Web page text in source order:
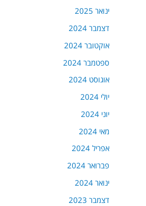
ינואר 2025
דצמבר 2024
אוקטובר 2024
ספטמבר 2024
אוגוסט 2024
יולי 2024
יוני 2024
מאי 2024
אפריל 2024
פברואר 2024
ינואר 2024
דצמבר 2023